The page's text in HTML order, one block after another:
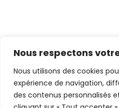
Nous respectons
Nous utilisons des cookies
expérience de navigation,
des contenus personnalisés